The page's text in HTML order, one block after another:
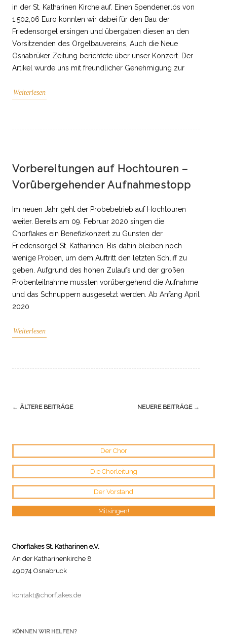
in der St. Katharinen Kirche auf. Einen Spendenerlös von
1.502,06 Euro konnten wir dabei für den Bau der
Friedensorgel ersingen und übergaben diesen an den
Vorsitzenden des Orgelbauvereins, Auch die Neue
Osnabrüker Zeitung berichtete über unser Konzert. Der
Artikel wurde uns mit freundlicher Genehmigung zur
Weiterlesen
Vorbereitungen auf Hochtouren –
Vorübergehender Aufnahmestopp
Im neuen Jahr geht der Probebetrieb auf Hochtouren
weiter. Bereits am 09. Februar 2020 singen die
Chorflakes ein Benefizkonzert zu Gunsten der
Friedensorgel St. Katharinen. Bis dahin bleiben noch
wenige Proben, um dem Auftritt den letzten Schliff zu
geben. Aufgrund des hohen Zulaufs und der großen
Probenteilnahme mussten vorübergehend die Aufnahme
und das Schnuppern ausgesetzt werden. Ab Anfang April
2020
Weiterlesen
Navigation
← ÄLTERE BEITRÄGE NEUERE BEITRÄGE →
Der Chor
Die Chorleitung
Der Vorstand
Mitsingen!
Chorflakes St. Katharinen e.V.
An der Katharinenkirche 8
49074 Osnabrück
kontakt@chorflakes.de
KÖNNEN WIR HELFEN?